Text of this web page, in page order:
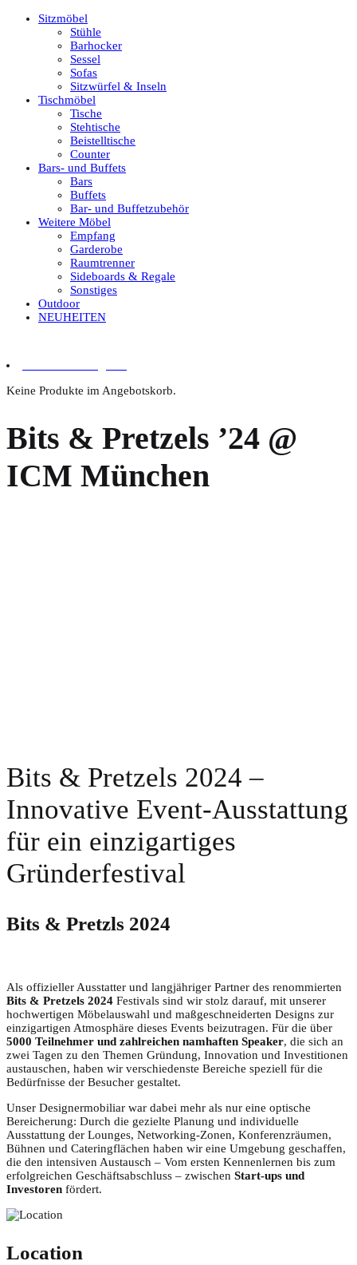
Sitzmöbel
Stühle
Barhocker
Sessel
Sofas
Sitzwürfel & Inseln
Tischmöbel
Tische
Stehtische
Beistelltische
Counter
Bars- und Buffets
Bars
Buffets
Bar- und Buffetzubehör
Weitere Möbel
Empfang
Garderobe
Raumtrenner
Sideboards & Regale
Sonstiges
Outdoor
NEUHEITEN
Keine Produkte im Angebotskorb.
Bits & Pretzels ’24 @
ICM München
Bits & Pretzels 2024 –
Innovative Event-Ausstattung
für ein einzigartiges
Gründerfestival
Bits & Pretzls 2024
Als offizieller Ausstatter und langjähriger Partner des renommierten
Bits & Pretzels 2024 Festivals sind wir stolz darauf, mit unserer
hochwertigen Möbelauswahl und maßgeschneiderten Designs zur
einzigartigen Atmosphäre dieses Events beizutragen. Für die über
5000 Teilnehmer und zahlreichen namhaften Speaker, die sich an
zwei Tagen zu den Themen Gründung, Innovation und Investitionen
austauschen, haben wir verschiedenste Bereiche speziell für die
Bedürfnisse der Besucher gestaltet.
Unser Designermobiliar war dabei mehr als nur eine optische
Bereicherung: Durch die gezielte Planung und individuelle
Ausstattung der Lounges, Networking-Zonen, Konferenzräumen,
Bühnen und Cateringflächen haben wir eine Umgebung geschaffen,
die den intensiven Austausch – Vom ersten Kennenlernen bis zum
erfolgreichen Geschäftsabschluss – zwischen Start-ups und
Investoren fördert.
Location